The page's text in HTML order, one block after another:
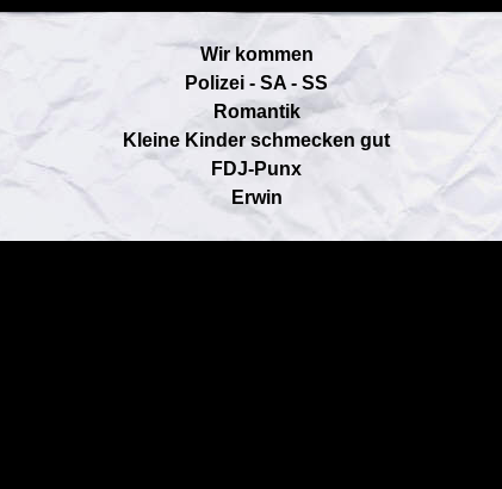
Wir kommen
Polizei - SA - SS
Romantik
Kleine Kinder schmecken gut
FDJ-Punx
Erwin